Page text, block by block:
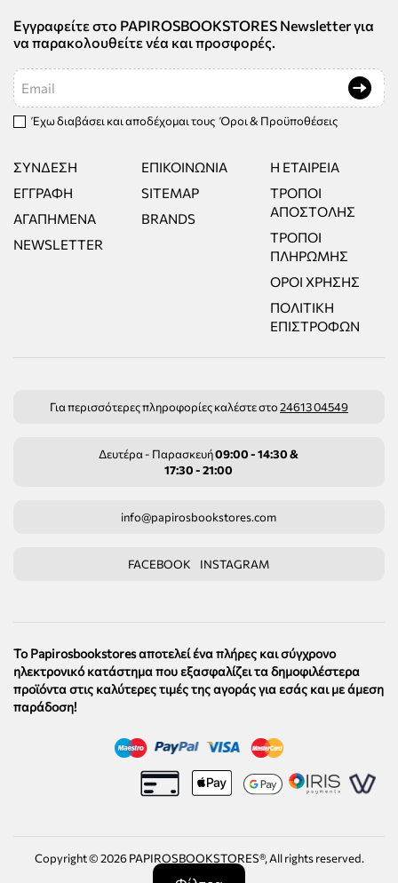
Εγγραφείτε στο PAPIROSBOOKSTORES Newsletter για
να παρακολουθείτε νέα και προσφορές.
Email
Έχω διαβάσει και αποδέχομαι τους Όροι & Προϋποθέσεις
ΣΎΝΔΕΣΗ
ΕΓΓΡΑΦΉ
ΑΓΑΠΗΜΈΝΑ
NEWSLETTER
ΕΠΙΚΟΙΝΩΝΊΑ
SITEMAP
BRANDS
Η ΕΤΑΙΡΕΊΑ
ΤΡΌΠΟΙ
ΑΠΟΣΤΟΛΉΣ
ΤΡΌΠΟΙ
ΠΛΗΡΩΜΉΣ
ΌΡΟΙ ΧΡΉΣΗΣ
ΠΟΛΙΤΙΚΉ
ΕΠΙΣΤΡΟΦΏΝ
Για περισσότερες πληροφορίες καλέστε στο24613 04549
Δευτέρα - Παρασκευή09:00 - 14:30 &
17:30 - 21:00
info@papirosbookstores.com
FACEBOOK INSTAGRAM
Το Papirosbookstores αποτελεί ένα πλήρες και σύγχρονο
ηλεκτρονικό κατάστημα που εξασφαλίζει τα δημοφιλέστερα
προϊόντα στις καλύτερες τιμές της αγοράς για εσάς και με άμεση
παράδοση!
Copyright ©2026PAPIROSBOOKSTORES®, All rights reserved.